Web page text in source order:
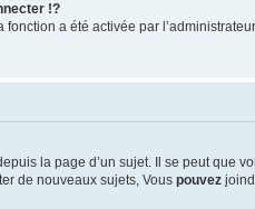
!?
a été activée par
la page d’un sujet. Il se peut que
de nouveaux sujets, Vous pouvez